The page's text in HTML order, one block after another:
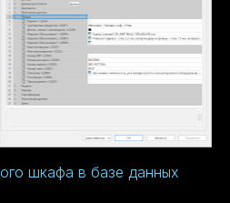
шкафа в базе данных